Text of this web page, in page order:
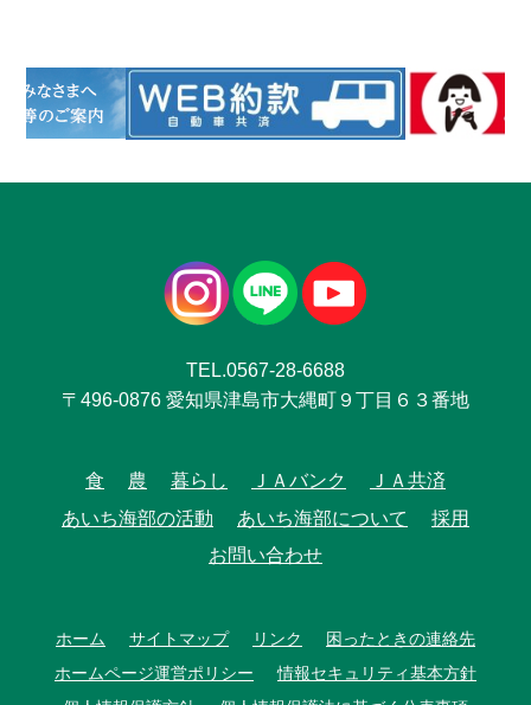
TEL.0567-28-6688
〒496-0876 愛知県津島市大縄町９丁目６３番地
食 農 暮らし ＪＡバンク
ＪＡ共済
あいち海部の活動
あいち海部について
採用
お問い合わせ
ホーム サイトマップ リンク
困ったときの連絡先
ホームページ運営ポリシー
情報セキュリティ基本方針